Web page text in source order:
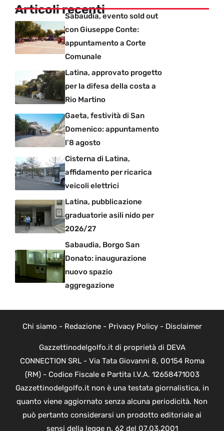
Articoli recentiSabaudia, evento sold out
con Giuseppe Conte:
appuntamento a Corte
Comunale
Latina, approvato progetto
per la difesa della costa a
Rio Martino
Gaeta, festività di San
Domenico: appuntamento
l’8 agosto
Cisterna di Latina,
affidamento per ricarica
veicoli elettrici
Latina, pubblicazione
graduatorie asili nido per
2026/27
Sabaudia, Borgo San
Donato: inaugurazione
nuovo spazio
aggregazione
Chi siamo - Redazione- Privacy Policy- Disclaimer
Gazzettinodelgolfo.it di proprietà di DEVA
CONNECTION SRL - Via Tata Giovanni 8, 00154 Roma
(RM) - Codice Fiscale e Partita I.V.A. 12658471003
Gazzettinodelgolfo.it non è una testata giornalistica, in
quanto viene aggiornato senza alcuna periodicità. Non
può pertanto considerarsi un prodotto editoriale ai
sensi della legge n. 62 del 07.03.2001